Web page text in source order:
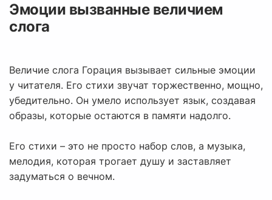
Эмоции вызванные величием
слога
Величие слога Горация вызывает сильные эмоции
у читателя. Его стихи звучат торжественно, мощно,
убедительно. Он умело использует язык, создавая
образы, которые остаются в памяти надолго.
Его стихи – это не просто набор слов, а музыка,
мелодия, которая трогает душу и заставляет
задуматься о вечном.